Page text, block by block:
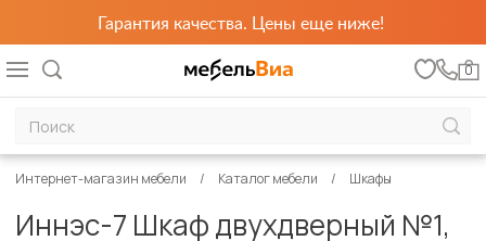
Гарантия качества. Цены еще ниже!
0
Интернет-магазин мебели Каталог мебели Шкафы
Иннэс-7 Шкаф двухдверный №1,